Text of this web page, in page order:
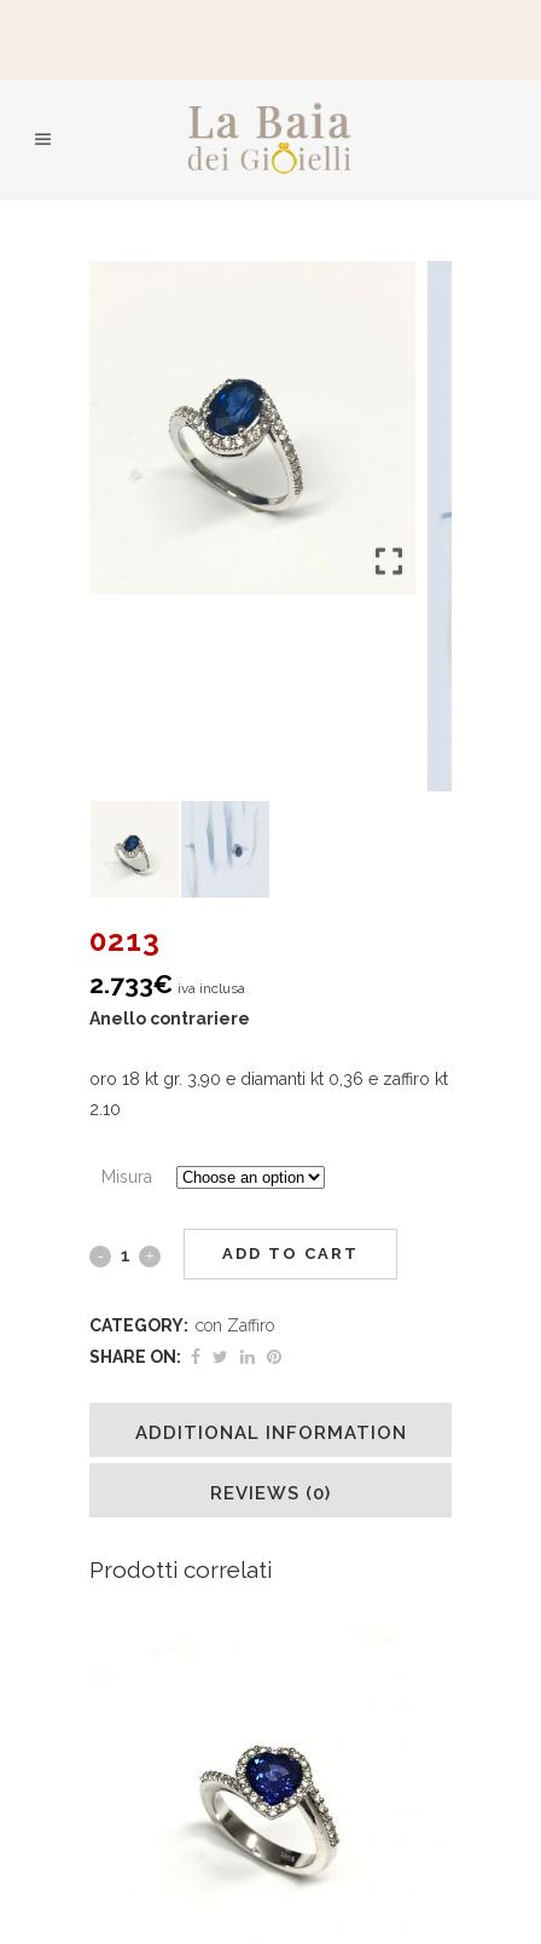
0213
2.733€ iva inclusa
Anello contrariere
oro 18 kt gr. 3,90 e diamanti kt 0,36 e zaffiro kt
2.10
Misura
ADD TO CART
CATEGORY: con Zaffiro
SHARE ON:
ADDITIONAL INFORMATION
REVIEWS (0)
Prodotti correlati